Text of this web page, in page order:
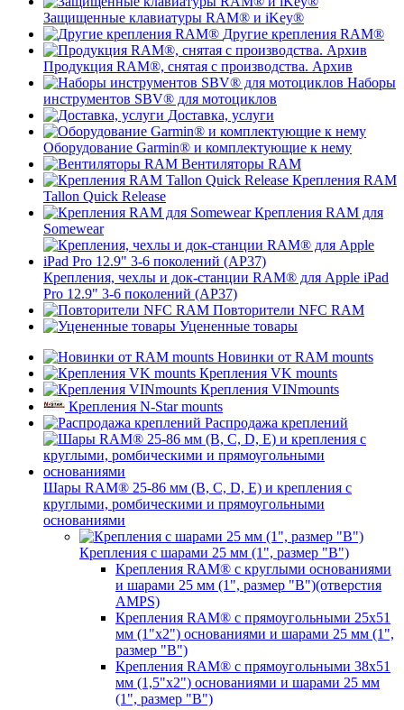
Защищенные клавиатуры RAM® и iKey®
Другие крепления RAM®
Продукция RAM®, снятая с производства. Архив
Наборы
инструментов SBV® для мотоциклов
Доставка, услуги
Оборудование Garmin® и комплектующие к нему
Вентиляторы RAM
Крепления RAM
Tallon Quick Release
Крепления RAM для
Somewear
Крепления, чехлы и док-станции RAM® для Apple iPad
Pro 12.9" 3-6 поколений (AP37)
Повторители NFC RAM
Уцененные товары
Новинки от RAM mounts
Крепления VK mounts
Крепления VINmounts
Крепления N-Star mounts
Распродажа креплений
Шары RAM® 25-86 мм (B, C, D, E) и крепления с
круглыми, ромбическими и прямоугольными
основаниями
Крепления с шарами 25 мм (1", размер "B")
Крепления RAM® с круглыми основаниями
и шарами 25 мм (1", размер "B")(отверстия
AMPS)
Крепления RAM® с прямоугольными 25х51
мм (1"х2") основаниями и шарами 25 мм (1",
размер "B")
Крепления RAM® с прямоугольными 38х51
мм (1,5"х2") основаниями и шарами 25 мм
(1", размер "B")